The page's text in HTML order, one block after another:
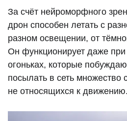
За счёт нейроморфного
дрон способен летать с
разном освещении, от
Он функционирует даже
огоньках, которые
посылать в сеть множество
не относящихся к движению.